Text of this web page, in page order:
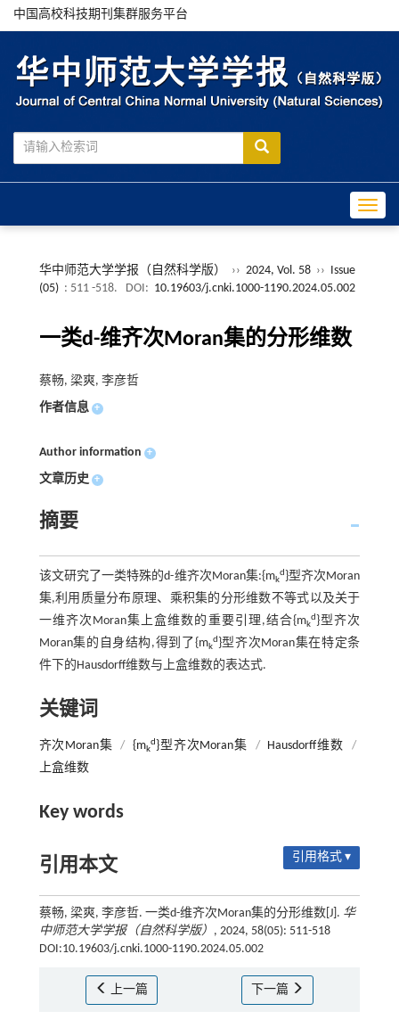
中国高校科技期刊集群服务平台
华中师范大学学报（自然科学版） ›› 2024, Vol. 58 ››
Issue
(05) : 511 -518. DOI: 10.19603/j.cnki.1000-1190.2024.05.002
一类d-维齐次Moran集的分形维数
蔡畅, 梁爽, 李彦哲
作者信息 +
Author information +
文章历史 +
摘要
该文研究了一类特殊的d-维齐次Moran集:{mk
d}型齐次Moran
集,利用质量分布原理、乘积集的分形维数不等式以及关于
一维齐次Moran集上盒维数的重要引理,结合{mk
d}型齐次
Moran集的自身结构,得到了{mk
d }型齐次Moran集在特定条
件下的Hausdorff维数与上盒维数的表达式.
关键词
齐次Moran集 / {mk
d}型齐次Moran集 / Hausdorff维数
/
上盒维数
Key words
引用本文 引用格式 ▾
蔡畅, 梁爽, 李彦哲. 一类d-维齐次Moran集的分形维数[J]. 华
中师范大学学报（自然科学版） , 2024, 58(05): 511-518
DOI:10.19603/j.cnki.1000-1190.2024.05.002
上一篇 下一篇